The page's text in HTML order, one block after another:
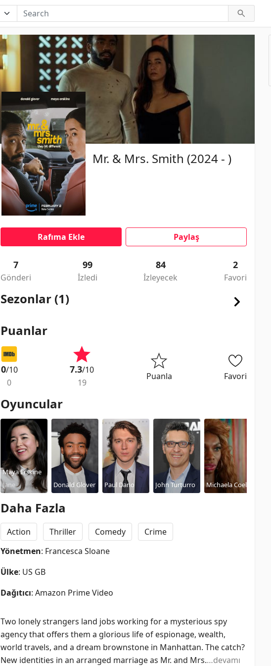
Mr. & Mrs. Smith (2024 - )
Rafıma Ekle Paylaş
7
Gönderi
99
İzledi
84
İzleyecek
2
Favori
Sezonlar (1)
Puanlar
0/10
0
7.3/10
19
Puanla Favori
Oyuncular
Maya Erskine
Jane
Donald Glover Paul Dano John Turturro Michaela Coel
Daha Fazla
Action Thriller Comedy
Crime
Yönetmen: Francesca Sloane
Ülke: US GB
Dağıtıcı: Amazon Prime Video
Two lonely strangers land jobs working for a mysterious spy
agency that offers them a glorious life of espionage, wealth,
world travels, and a dream brownstone in Manhattan. The catch?
New identities in an arranged marriage as Mr. and Mrs.…devamı